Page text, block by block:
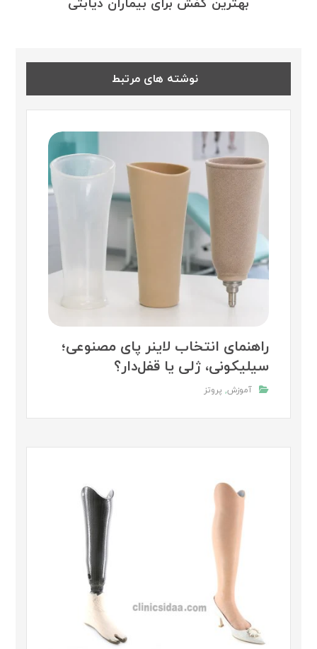
بهترین کفش برای بیماران دیابتی
نوشته های مرتبط
راهنمای انتخاب لاینر پای مصنوعی؛
سیلیکونی، ژلی یا قفل‌دار؟
آموزش, پروتز